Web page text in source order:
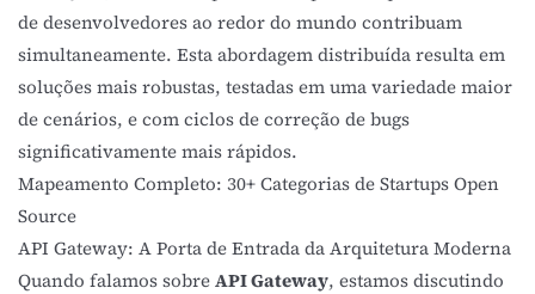
de desenvolvedores ao redor do mundo contribuam
simultaneamente. Esta abordagem distribuída resulta em
soluções mais robustas, testadas em uma variedade maior
de cenários, e com ciclos de correção de bugs
significativamente mais rápidos.
Mapeamento Completo: 30+ Categorias de Startups Open
Source
API Gateway: A Porta de Entrada da Arquitetura Moderna
Quando falamos sobreAPI Gateway, estamos discutindo